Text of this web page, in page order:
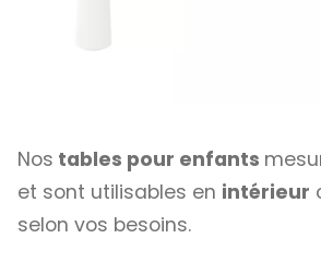
Nos tables pour enfants
et sont utilisables en intérieur
selon vos besoins.